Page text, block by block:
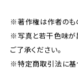
※著作権は作者のも
※写真と若干色味が
ご了承ください。
※特定商取引法に基